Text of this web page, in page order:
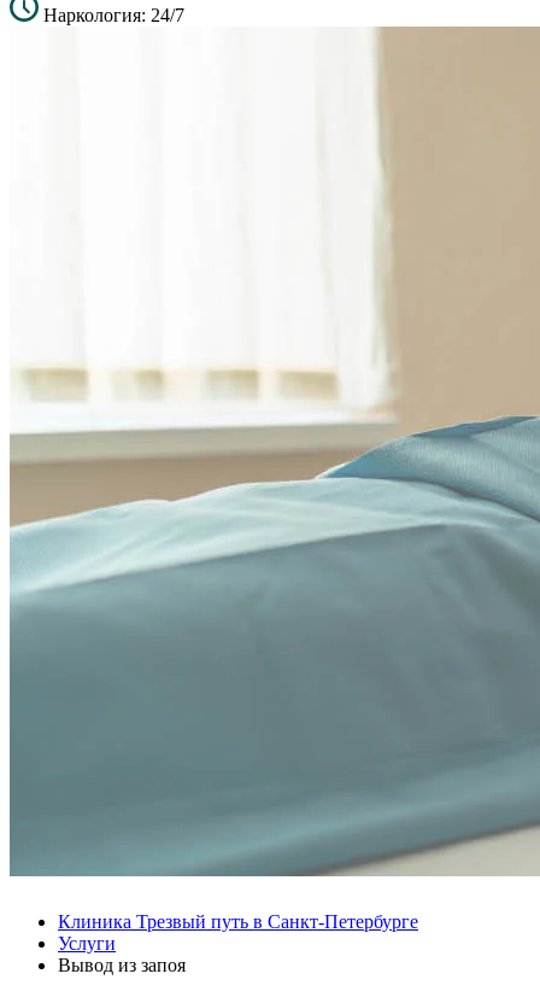
Наркология: 24/7
Клиника Трезвый путь в Санкт-Петербурге
Услуги
Вывод из запоя